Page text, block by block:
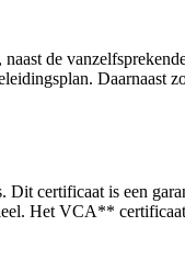
de
certificaat is een
Het VCA**